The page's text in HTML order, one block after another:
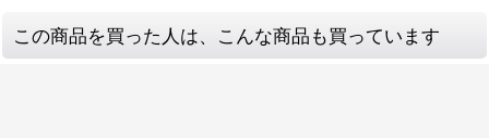
この商品を買った人は、こんな商品も買っています